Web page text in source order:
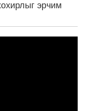
эрчим